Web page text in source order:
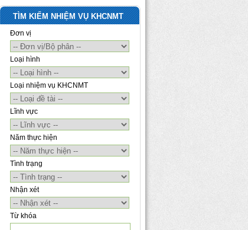
TÌM KIẾM NHIỆM VỤ KHCNMT
Đơn vị
Loại hình
Loại nhiệm vụ KHCNMT
Lĩnh vực
Năm thực hiện
Tình trạng
Nhận xét
Từ khóa